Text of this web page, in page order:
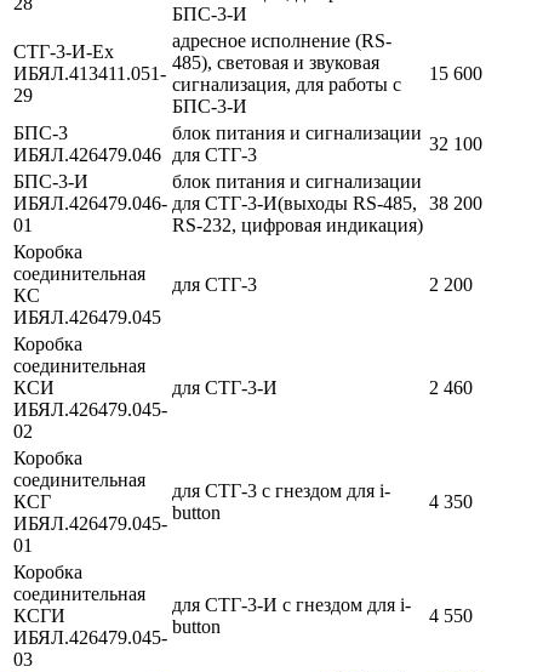
БПС-3-И
СТГ-3-И-Ex
ИБЯЛ.413411.051-
29
адресное исполнение (RS-
485), световая и звуковая
сигнализация, для работы с
БПС-3-И
15 600
БПС-3
ИБЯЛ.426479.046
блок питания и сигнализации
для СТГ-3
32 100
БПС-3-И
ИБЯЛ.426479.046-
01
блок питания и сигнализации
для СТГ-3-И(выходы RS-485,
RS-232, цифровая индикация)
38 200
Коробка
соединительная
КС
ИБЯЛ.426479.045
для СТГ-3 2 200
Коробка
соединительная
КСИ
ИБЯЛ.426479.045-
02
для СТГ-3-И 2 460
Коробка
соединительная
КСГ
ИБЯЛ.426479.045-
01
для СТГ-3 с гнездом для i-
button
4 350
Коробка
соединительная
КСГИ
ИБЯЛ.426479.045-
03
для СТГ-3-И с гнездом для i-
button
4 550